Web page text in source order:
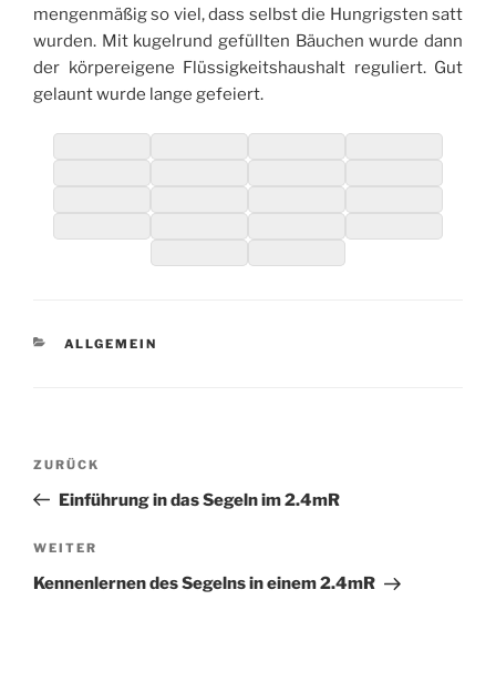
mengenmäßig so viel, dass selbst die Hungrigsten satt
wurden. Mit kugelrund gefüllten Bäuchen wurde dann
der körpereigene Flüssigkeitshaushalt reguliert. Gut
gelaunt wurde lange gefeiert.
KATEGORIEN
ALLGEMEIN
Beitragsnavigation
Vorheriger
Beitrag
ZURÜCK
Einführung in das Segeln im 2.4mR
Nächster
Beitrag
WEITER
Kennenlernen des Segelns in einem 2.4mR